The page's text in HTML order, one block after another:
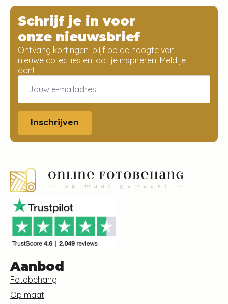
Schrijf je in voor
onze nieuwsbrief
Ontvang kortingen, blijf op de hoogte van
nieuwe collecties en laat je inspireren. Meld je
aan!
Email
Inschrijven
Aanbod
Fotobehang
Op maat